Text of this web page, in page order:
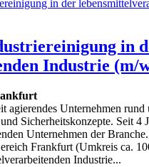
in
Industrie (m/
agierendes Unternehmen
Sicherheitskonzepte. Seit 4
Unternehmen der
Frankfurt (Umkreis ca.
Industrie...